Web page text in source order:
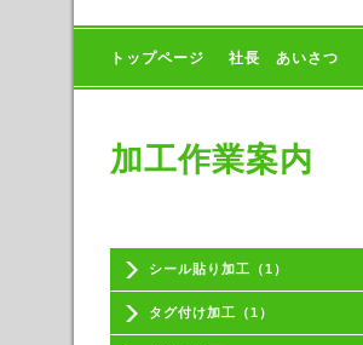
トップページ 社長 あいさつ
シール貼り加工（1）
タグ付け加工（1）
加工作業案内